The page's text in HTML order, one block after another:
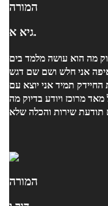
המורה
גיא א.
מה הוא עושה מלמד בים
איפה אני חלש ושם שם דגש
תמיד אני יוצא עם
מאד מרוכז ויודע בדיוק מה
שירות והכלה שלא
המורה